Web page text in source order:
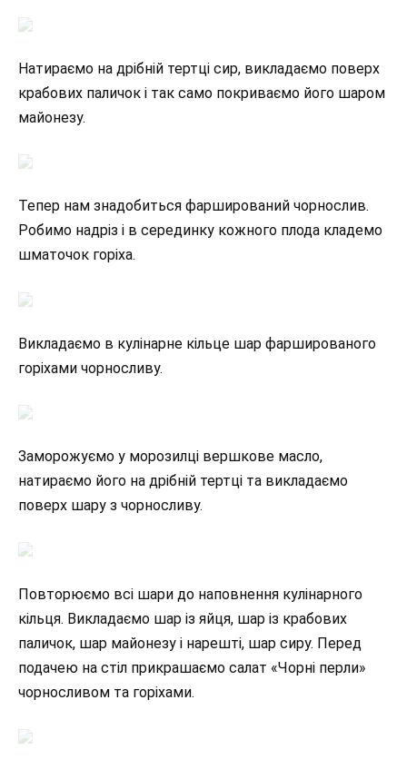
Натираємо на дрібній тертці сир, викладаємо поверх
крабових паличок і так само покриваємо його шаром
майонезу.
Тепер нам знадобиться фарширований чорнослив.
Робимо надріз і в серединку кожного плода кладемо
шматочок горіха.
Викладаємо в кулінарне кільце шар фаршированого
горіхами чорносливу.
Заморожуємо у морозилці вершкове масло,
натираємо його на дрібній тертці та викладаємо
поверх шару з чорносливу.
Повторюємо всі шари до наповнення кулінарного
кільця. Викладаємо шар із яйця, шар із крабових
паличок, шар майонезу і нарешті, шар сиру. Перед
подачею на стіл прикрашаємо салат «Чорні перли»
чорносливом та горіхами.